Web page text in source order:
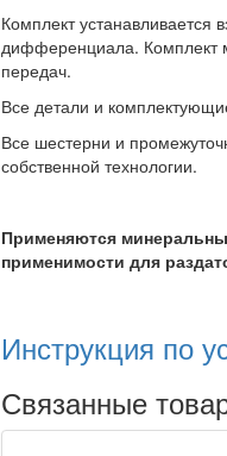
Комплект устанавливается
дифференциала. Комплект
передач.
Все детали и
Все шестерни и
собственной технологии.
Применяются
применимости для
Инструкция по
Связанные